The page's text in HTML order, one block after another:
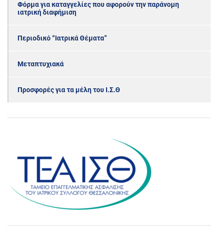
Φόρμα για καταγγελίες που αφορούν την παράνομη
ιατρική διαφήμιση
Περιοδικό “Ιατρικά Θέματα”
Μεταπτυχιακά
Προσφορές για τα μέλη του Ι.Σ.Θ